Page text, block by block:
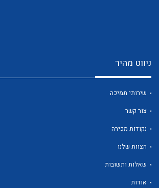
לכל מוצרי היצרן
ניווט מהיר
שירותי תמיכה
צור קשר
נקודות מכירה
הצוות שלנו
שאלות ותשובות
אודות